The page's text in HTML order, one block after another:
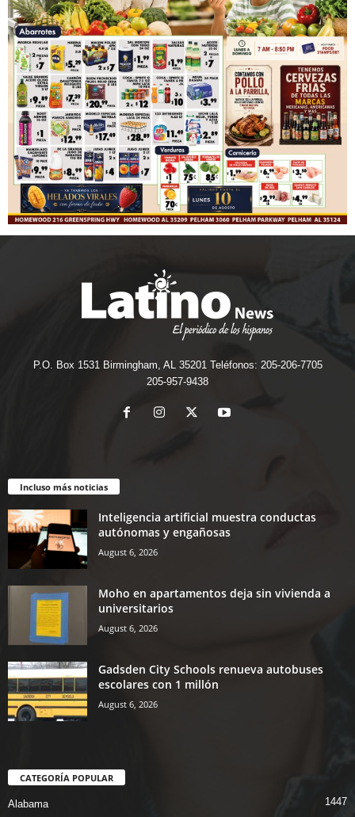
P.O. Box 1531 Birmingham, AL 35201 Teléfonos: 205-206-7705
205-957-9438
Incluso más noticias
Inteligencia artificial muestra conductas
autónomas y engañosas
August 6, 2026
Moho en apartamentos deja sin vivienda a
universitarios
August 6, 2026
Gadsden City Schools renueva autobuses
escolares con 1 millón
August 6, 2026
CATEGORÍA POPULAR
Alabama 1447